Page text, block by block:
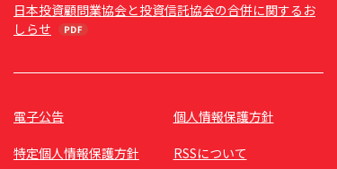
日本投資顧問業協会と投資信託協会の合併に関するお
しらせ
電子公告 個人情報保護方針
特定個人情報保護方針 RSSについて